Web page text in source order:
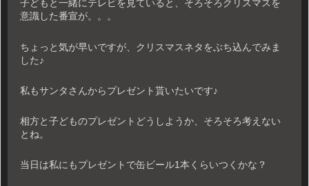
子どもと一緒にテレビを見ていると、そろそろクリスマスを
意識した番宣が。。。
ちょっと気が早いですが、クリスマスネタをぶち込んでみま
した♪
私もサンタさんからプレゼント貰いたいです♪
相方と子どものプレゼントどうしようか、そろそろ考えない
とね。
当日は私にもプレゼントで缶ビール1本くらいつくかな？